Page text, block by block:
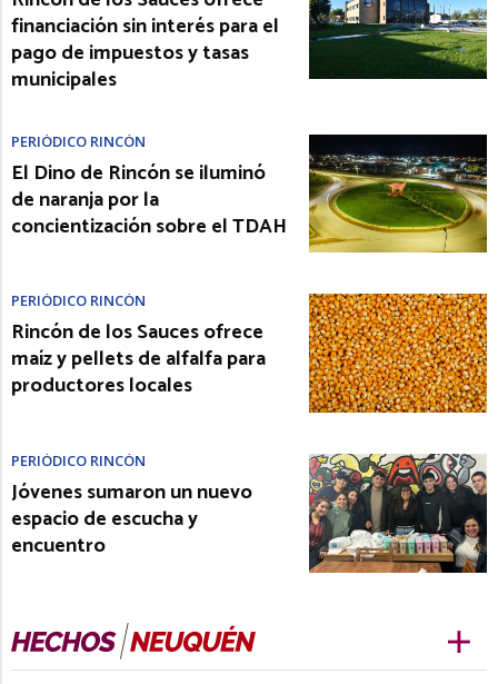
financiación sin interés para el
pago de impuestos y tasas
municipales
PERIÓDICO RINCÓN
El Dino de Rincón se iluminó
de naranja por la
concientización sobre el TDAH
PERIÓDICO RINCÓN
Rincón de los Sauces ofrece
maíz y pellets de alfalfa para
productores locales
PERIÓDICO RINCÓN
Jóvenes sumaron un nuevo
espacio de escucha y
encuentro